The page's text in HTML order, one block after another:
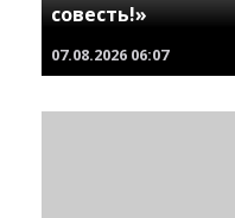
совесть!»
07.08.2026 06:07